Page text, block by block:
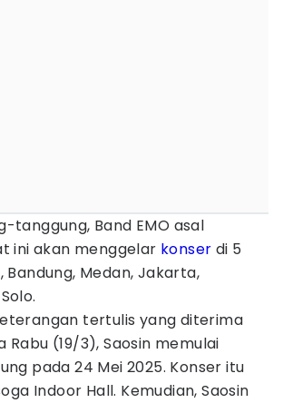
tanggung, Band EMO asal
ini akan menggelar konser di 5
Bandung, Medan, Jakarta,
tertulis yang diterima
Rabu (19/3), Saosin memulai
pada 24 Mei 2025. Konser itu
Indoor Hall. Kemudian, Saosin